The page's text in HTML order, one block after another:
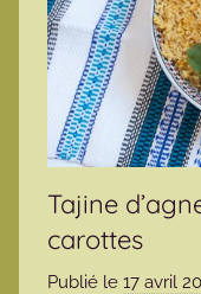
Tajine
carottes
Publié le 17 avril